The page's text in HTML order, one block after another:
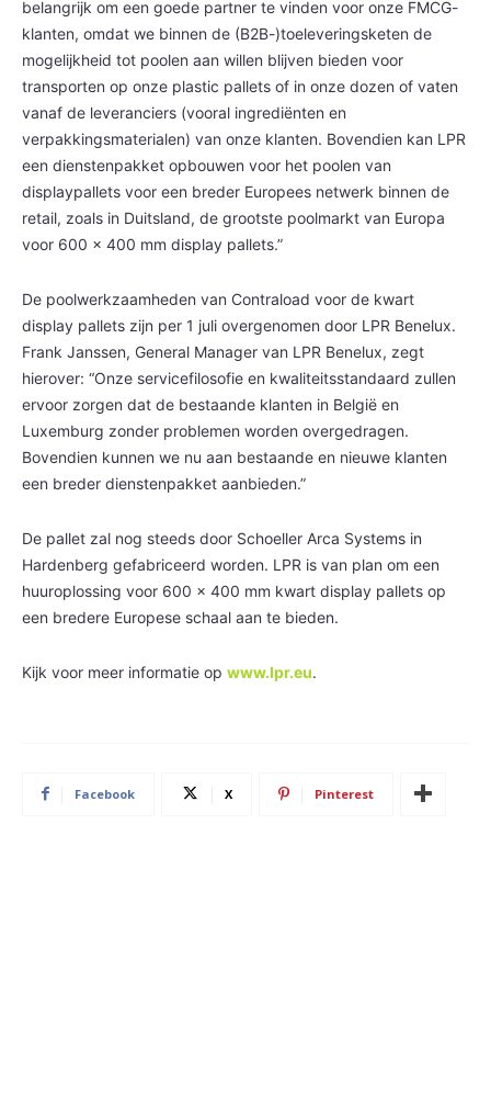
belangrijk om een goede partner te vinden voor onze FMCG-
klanten, omdat we binnen de (B2B-)toeleveringsketen de
mogelijkheid tot poolen aan willen blijven bieden voor
transporten op onze plastic pallets of in onze dozen of vaten
vanaf de leveranciers (vooral ingrediënten en
verpakkingsmaterialen) van onze klanten. Bovendien kan LPR
een dienstenpakket opbouwen voor het poolen van
displaypallets voor een breder Europees netwerk binnen de
retail, zoals in Duitsland, de grootste poolmarkt van Europa
voor 600 x 400 mm display pallets.”
De poolwerkzaamheden van Contraload voor de kwart
display pallets zijn per 1 juli overgenomen door LPR Benelux.
Frank Janssen, General Manager van LPR Benelux, zegt
hierover: “Onze servicefilosofie en kwaliteitsstandaard zullen
ervoor zorgen dat de bestaande klanten in België en
Luxemburg zonder problemen worden overgedragen.
Bovendien kunnen we nu aan bestaande en nieuwe klanten
een breder dienstenpakket aanbieden.”
De pallet zal nog steeds door Schoeller Arca Systems in
Hardenberg gefabriceerd worden. LPR is van plan om een
huuroplossing voor 600 x 400 mm kwart display pallets op
een bredere Europese schaal aan te bieden.
Kijk voor meer informatie op www.lpr.eu.
Facebook X Pinterest